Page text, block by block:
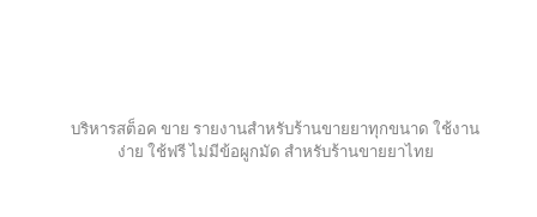
บริหารสต็อค ขาย รายงานสำหรับร้านขายยาทุกขนาด ใช้งาน
ง่าย ใช้ฟรี ไม่มีข้อผูกมัด สำหรับร้านขายยาไทย